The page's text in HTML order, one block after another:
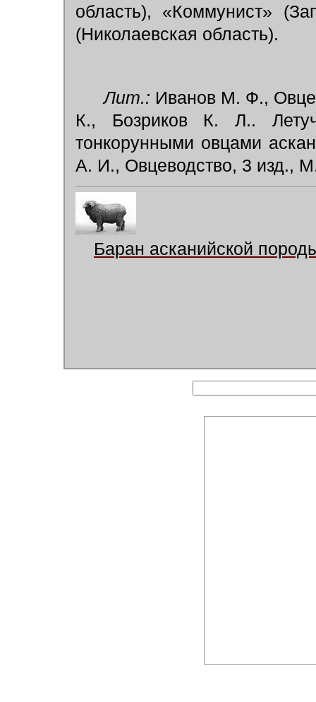
область), «Коммунист»
(Николаевская область).
Лит.: Иванов М. Ф.,
К., Бозриков К. Л..
тонкорунными овцами
А. И., Овцеводство, 3 изд.,
Баран асканийской